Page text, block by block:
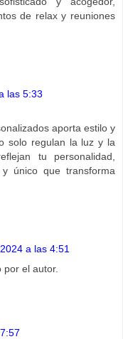
de relax y reuniones
las 5:33
aporta estilo y
solo regulan la luz y la
tu personalidad,
único que transforma
a las 4:51
el autor.